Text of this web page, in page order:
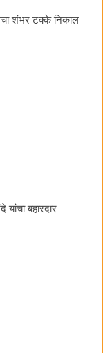
शंभर टक्के निकाल
बहारदार